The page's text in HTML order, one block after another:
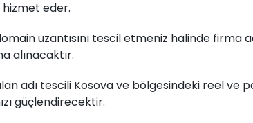
eder.
uzantısını tescil etmeniz halinde firma
alınacaktır.
adı tescili Kosova ve bölgesindeki reel ve
güçlendirecektir.